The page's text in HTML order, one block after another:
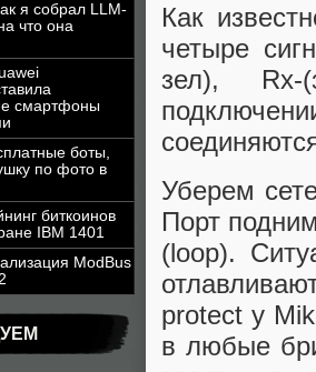
я собрал LLM-
что она
смартфоны
боты,
по фото в
биткоинов
IBM 1401
ModBus
Как
четыре
зел), Rx-
Уберем
Порт
(loop).
protect у
в любые